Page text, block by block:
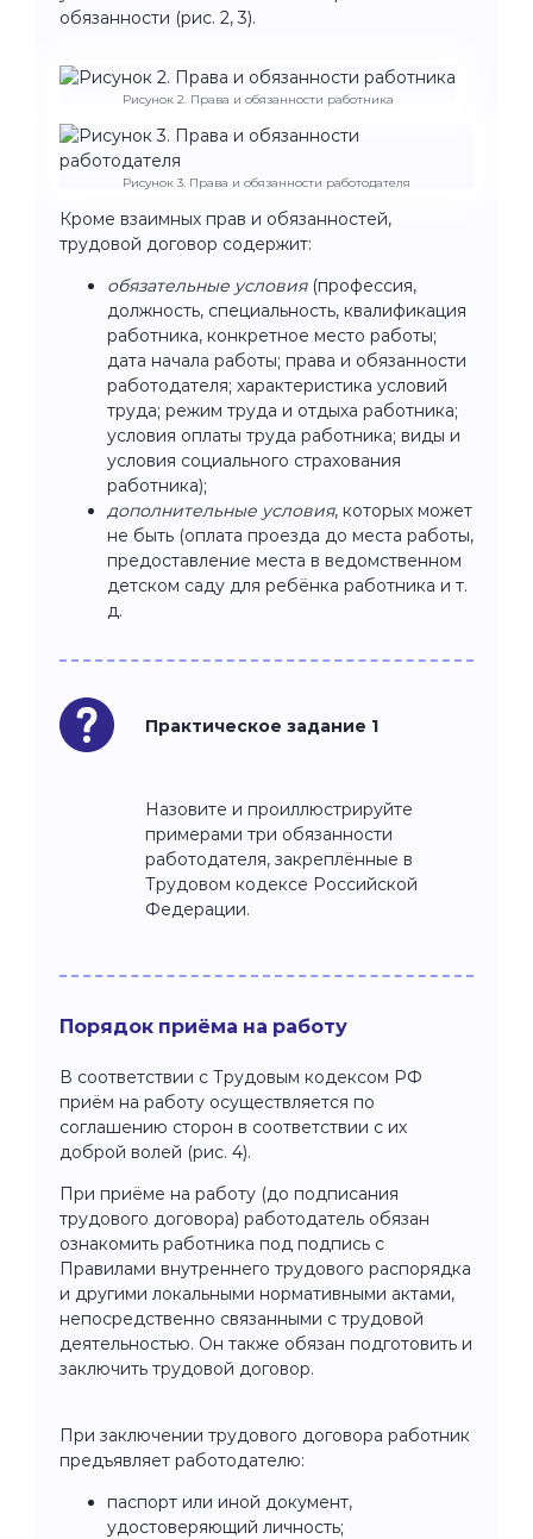
обязанности (рис. 2, 3).
Рисунок 2. Права и обязанности работника
Рисунок 3. Права и обязанности работодателя
Кроме взаимных прав и обязанностей,
трудовой договор содержит:
обязательные условия(профессия,
должность, специальность, квалификация
работника, конкретное место работы;
дата начала работы; права и обязанности
работодателя; характеристика условий
труда; режим труда и отдыха работника;
условия оплаты труда работника; виды и
условия социального страхования
работника);
дополнительные условия, которых может
не быть (оплата проезда до места работы,
предоставление места в ведомственном
детском саду для ребёнка работника и т.
д.
Практическое задание 1
Назовите и проиллюстрируйте
примерами три обязанности
работодателя, закреплённые в
Трудовом кодексе Российской
Федерации.
Порядок приёма на работу
В соответствии с Трудовым кодексом РФ
приём на работу осуществляется по
соглашению сторон в соответствии с их
доброй волей (рис. 4).
При приёме на работу (до подписания
трудового договора) работодатель обязан
ознакомить работника под подпись с
Правилами внутреннего трудового распорядка
и другими локальными нормативными актами,
непосредственно связанными с трудовой
деятельностью. Он также обязан подготовить и
заключить трудовой договор.
При заключении трудового договора работник
предъявляет работодателю:
паспорт или иной документ,
удостоверяющий личность;